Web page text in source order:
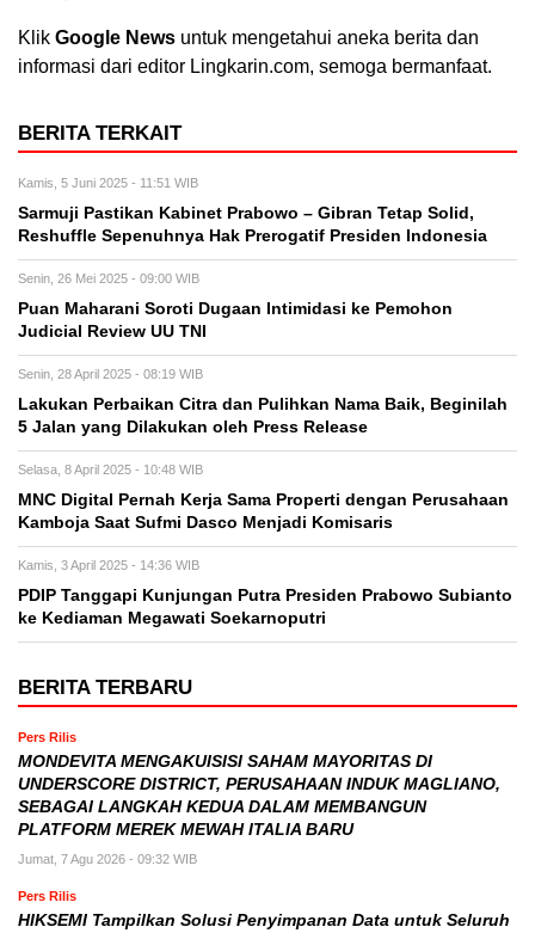
Klik Google News untuk mengetahui aneka berita dan
informasi dari editor Lingkarin.com, semoga bermanfaat.
BERITA TERKAIT
Kamis, 5 Juni 2025 - 11:51 WIB
Sarmuji Pastikan Kabinet Prabowo – Gibran Tetap Solid,
Reshuffle Sepenuhnya Hak Prerogatif Presiden Indonesia
Senin, 26 Mei 2025 - 09:00 WIB
Puan Maharani Soroti Dugaan Intimidasi ke Pemohon
Judicial Review UU TNI
Senin, 28 April 2025 - 08:19 WIB
Lakukan Perbaikan Citra dan Pulihkan Nama Baik, Beginilah
5 Jalan yang Dilakukan oleh Press Release
Selasa, 8 April 2025 - 10:48 WIB
MNC Digital Pernah Kerja Sama Properti dengan Perusahaan
Kamboja Saat Sufmi Dasco Menjadi Komisaris
Kamis, 3 April 2025 - 14:36 WIB
PDIP Tanggapi Kunjungan Putra Presiden Prabowo Subianto
ke Kediaman Megawati Soekarnoputri
BERITA TERBARU
Pers Rilis
MONDEVITA MENGAKUISISI SAHAM MAYORITAS DI
UNDERSCORE DISTRICT, PERUSAHAAN INDUK MAGLIANO,
SEBAGAI LANGKAH KEDUA DALAM MEMBANGUN
PLATFORM MEREK MEWAH ITALIA BARU
Jumat, 7 Agu 2026 - 09:32 WIB
Pers Rilis
HIKSEMI Tampilkan Solusi Penyimpanan Data untuk Seluruh